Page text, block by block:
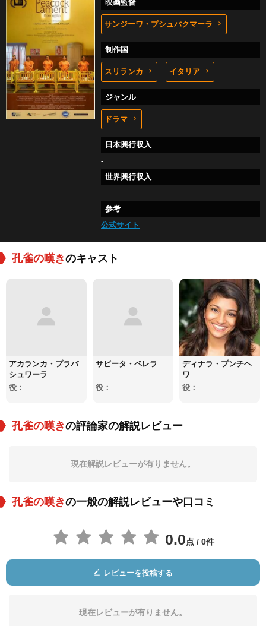
映画監督
サンジーワ・プシュパクマーラ
制作国
スリランカ イタリア
ジャンル
ドラマ
日本興行収入
-
世界興行収入
参考
公式サイト
孔雀の嘆きのキャスト
アカランカ・プラバ
シュワーラ
役：
サビータ・ペレラ
役：
ディナラ・プンチヘ
ワ
役：
孔雀の嘆きの評論家の解説レビュー
現在解説レビューが有りません。
孔雀の嘆きの一般の解説レビューや口コミ
0.0点 / 0件
レビューを投稿する
現在レビューが有りません。